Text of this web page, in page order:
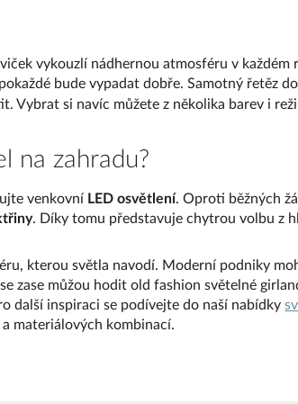
vykouzlí nádhernou atmosféru v
bude vypadat dobře. Samotný řetěz
Vybrat si navíc můžete z několika barev i
na zahradu?
venkovní LED osvětlení. Oproti běžných
. Díky tomu představuje chytrou volbu z
kterou světla navodí. Moderní podniky
zase můžou hodit old fashion světelné
další inspiraci se podívejte do naší nabídky
materiálových kombinací.